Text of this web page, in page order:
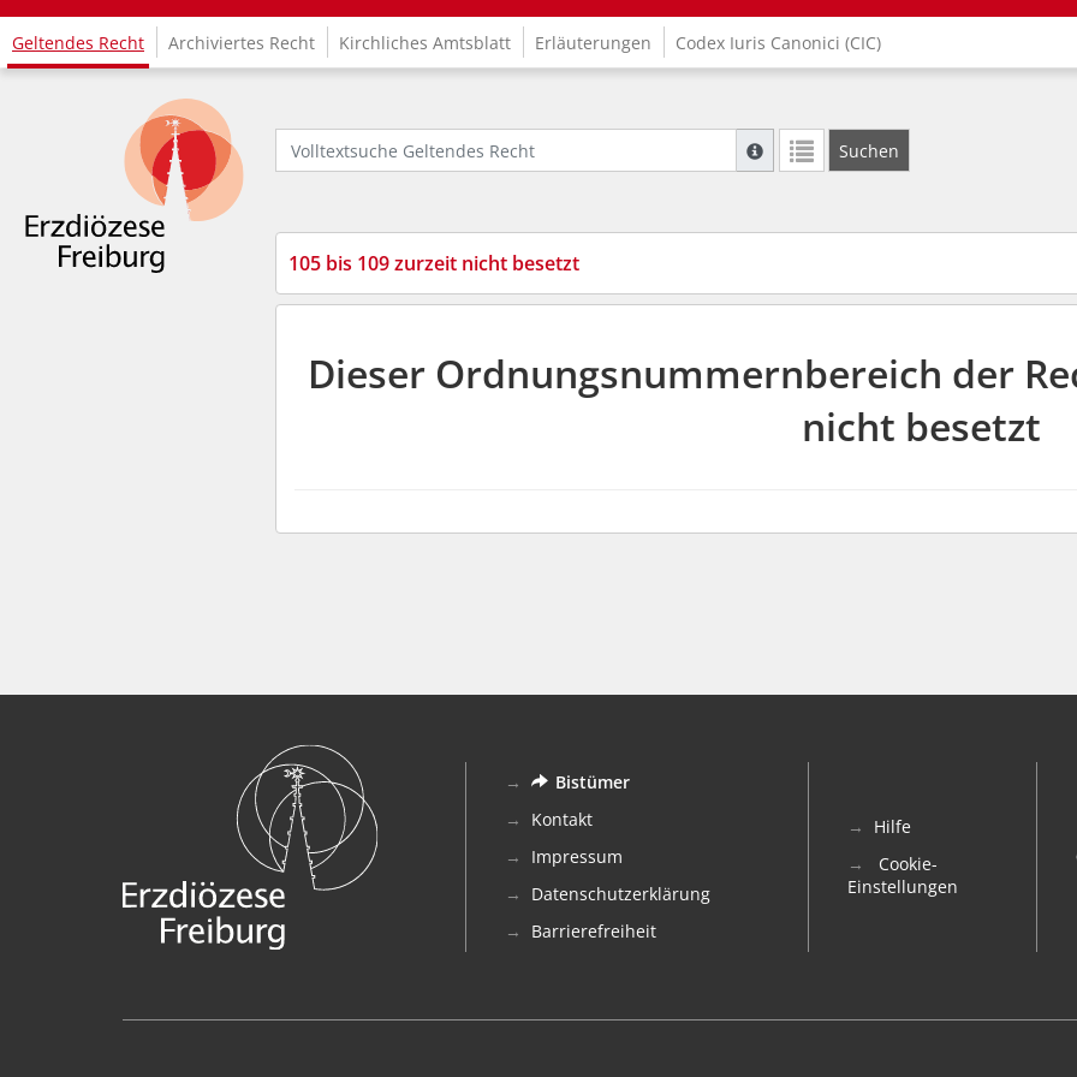
Logo Fachinformationssystem Kirchenrecht
Geltendes Recht Archiviertes Recht Kirchliches Amtsblatt Erläuterungen Codex Iuris Canonici (CIC)
Volltextsuche Geltendes Recht
Suche mit Platzhalter "*", Bsp. Pfarrer*,
Suchen
105 bis 109 zurzeit nicht besetzt
Dieser Ordnungsnummernbereich der
nicht besetzt
Bistümer
Kontakt
Impressum
Datenschutzerklärung
Barrierefreiheit
Hilfe
Cookie-
Einstellungen